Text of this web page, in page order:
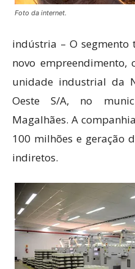
Foto da internet.
indústria – O
novo
unidade industrial da
Oeste S/A, no
Magalhães. A
100 milhões e geração
indiretos.